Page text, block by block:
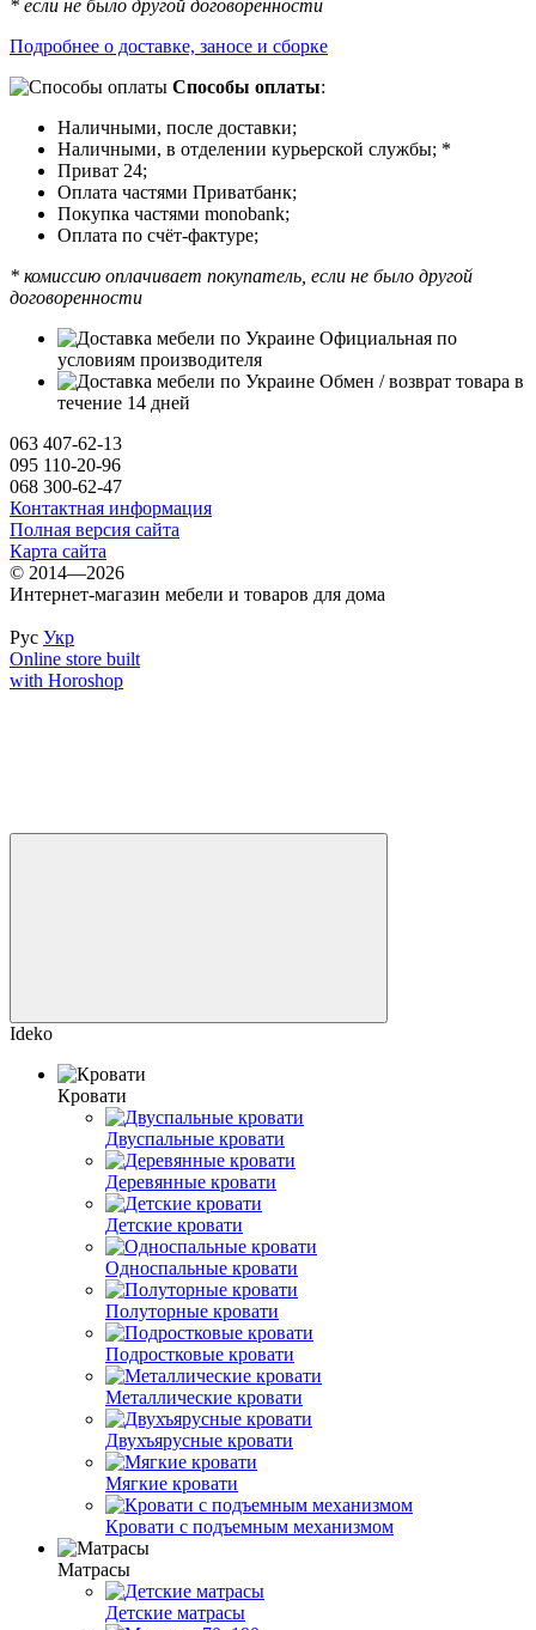
* если не было другой договоренности
Подробнее о доставке, заносе и сборке
Способы оплаты:
Наличными, после доставки;
Наличными, в отделении курьерской службы; *
Приват 24;
Оплата частями Приватбанк;
Покупка частями monobank;
Оплата по счёт-фактуре;
* комиссию оплачивает покупатель, если не было другой
договоренности
Официальная по
условиям производителя
Обмен / возврат товара в
течение 14 дней
063 407-62-13
095 110-20-96
068 300-62-47
Контактная информация
Полная версия сайта
Карта сайта
© 2014—2026
Интернет-магазин мебели и товаров для дома
Рус Укр
Online store built
with Horoshop
Ideko
Кровати
Двуспальные кровати
Деревянные кровати
Детские кровати
Односпальные кровати
Полуторные кровати
Подростковые кровати
Металлические кровати
Двухъярусные кровати
Мягкие кровати
Кровати с подъемным механизмом
Матрасы
Детские матрасы